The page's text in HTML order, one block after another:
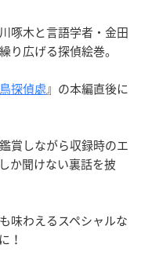
啄木と言語学者・金田
り広げる探偵絵巻。
探偵處』の本編直後に
賞しながら収録時のエ
か聞けない裏話を披
味わえるスペシャルな
！